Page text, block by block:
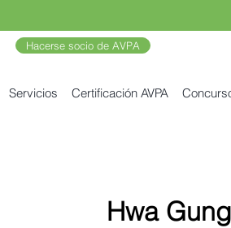
Hacerse socio de AVPA
Servicios Certificación AVPA
Hwa